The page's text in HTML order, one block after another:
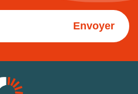
Envoyer